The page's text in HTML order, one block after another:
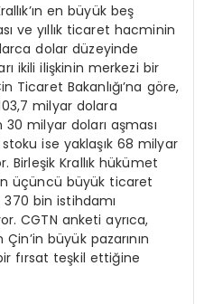
en büyük beş
ve yıllık ticaret hacminin
dolar düzeyinde
ikili ilişkinin merkezi bir
Ticaret Bakanlığı’na göre,
milyar dolara
milyar doları aşması
ise yaklaşık 68 milyar
Birleşik Krallık hükümet
üçüncü büyük ticaret
bin istihdamı
CGTN anketi ayrıca,
Çin’in büyük pazarının
fırsat teşkil ettiğine